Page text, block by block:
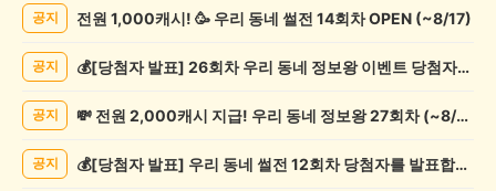
공지 전원 1,000캐시! 🥳 우리 동네 썰전 14회차 OPEN (~8/17)
공지 💰[당첨자 발표] 26회차 우리 동네 정보왕 이벤트 당첨자를 발표합니다!
공지 💸 전원 2,000캐시 지급! 우리 동네 정보왕 27회차 (~8/10)
공지 💰[당첨자 발표] 우리 동네 썰전 12회차 당첨자를 발표합니다!